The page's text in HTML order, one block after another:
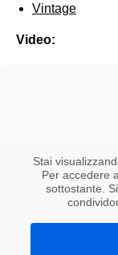
Vintage
Video:
Stai
Per accedere
sottostante.